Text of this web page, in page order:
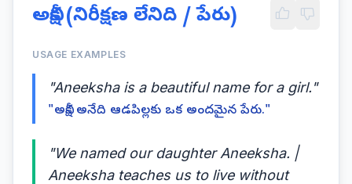
అనీక్ష (నిరీక్షణ లేనిది / పేరు)
USAGE EXAMPLES
"Aneeksha is a beautiful name for a girl."
"అనీక్ష అనేది ఆడపిల్లకు ఒక అందమైన పేరు."
"We named our daughter Aneeksha. |
Aneeksha teaches us to live without